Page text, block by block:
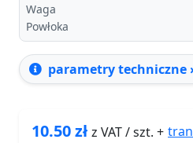
Waga
Powłoka
parametry techniczne
10.50złz VAT / szt. +